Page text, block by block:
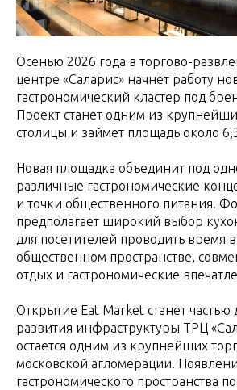
Осенью 2026 года в торгово-
центре «Саларис» начнет работу
гастрономический кластер под
Проект станет одним из
столицы и займет площадь около
Новая площадка объединит под
различные гастрономические
и точки общественного питания.
предполагает широкий выбор
для посетителей проводить время
общественном пространстве,
отдых и гастрономические
Открытие Eat Market станет частью
развития инфраструктуры ТРЦ
остается одним из крупнейших
московской агломерации.
гастрономического пространства